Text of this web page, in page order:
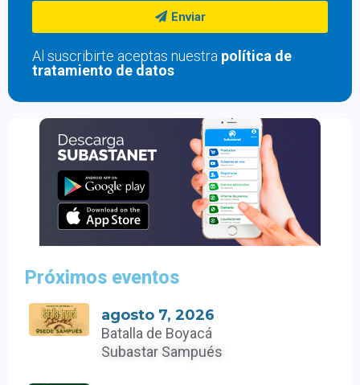
Enviar
Al suscribirte aceptas nuestra política de
tratamiento de datos
Próximos eventos
agosto 7, 2026
Batalla de Boyacá
Subastar Sampués